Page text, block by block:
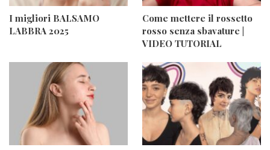
I migliori BALSAMO
LABBRA 2025
Come mettere il rossetto
rosso senza sbavature |
VIDEO TUTORIAL